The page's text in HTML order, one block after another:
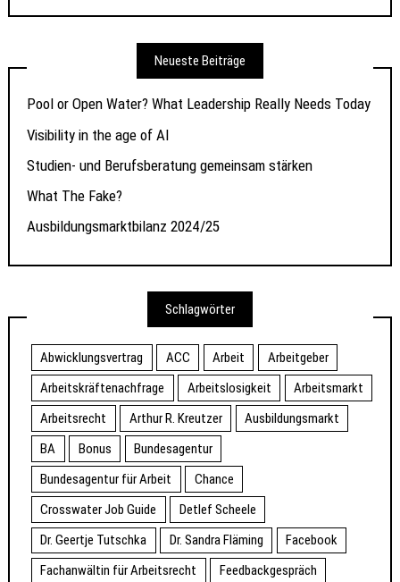
Neueste Beiträge
Pool or Open Water? What Leadership Really Needs Today
Visibility in the age of AI
Studien- und Berufsberatung gemeinsam stärken
What The Fake?
Ausbildungsmarktbilanz 2024/25
Schlagwörter
Abwicklungsvertrag ACC Arbeit
Arbeitgeber
Arbeitskräftenachfrage
Arbeitslosigkeit
Arbeitsmarkt
Arbeitsrecht
Arthur R. Kreutzer
Ausbildungsmarkt
BA
Bonus
Bundesagentur
Bundesagentur für Arbeit
Chance
Crosswater Job Guide
Detlef Scheele
Dr. Geertje Tutschka
Dr. Sandra Fläming
Facebook
Fachanwältin für Arbeitsrecht
Feedbackgespräch